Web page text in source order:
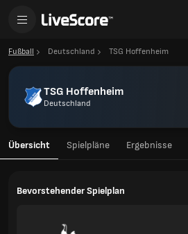
Fußball Deutschland TSG Hoffenheim
TSG Hoffenheim
Deutschland
Übersicht Spielpläne Ergebnisse
Bevorstehender Spielplan